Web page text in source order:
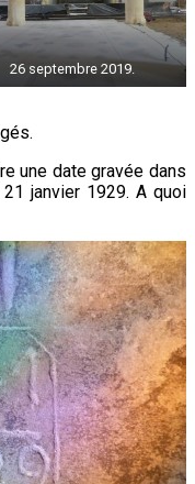
26 septembre 2019.
une date gravée dans
janvier 1929. A quoi